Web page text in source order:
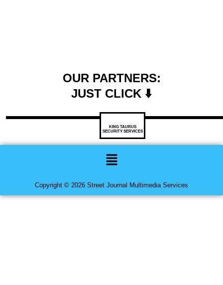
OUR PARTNERS:
JUST CLICK ⬇️
KING TAURUS
SECURITY SERVICES
Menu
Copyright © 2026 Street Journal Multimedia Services